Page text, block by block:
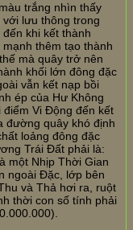
trắng nhìn thấy
lưu thông trong
khi kết thành
thêm tạo thành
mà quây trở nên
khối lớn đông đặc
vẫn kết nạp bồi
ép của Hư Không
điểm Vi Động đến kết
đường quây khó định
loảng đông đặc
Trái Đất phải là:
một Nhịp Thời Gian
ngoài Đặc, lớp bên
và Thả hơi ra, ruột
thời con số tính phải